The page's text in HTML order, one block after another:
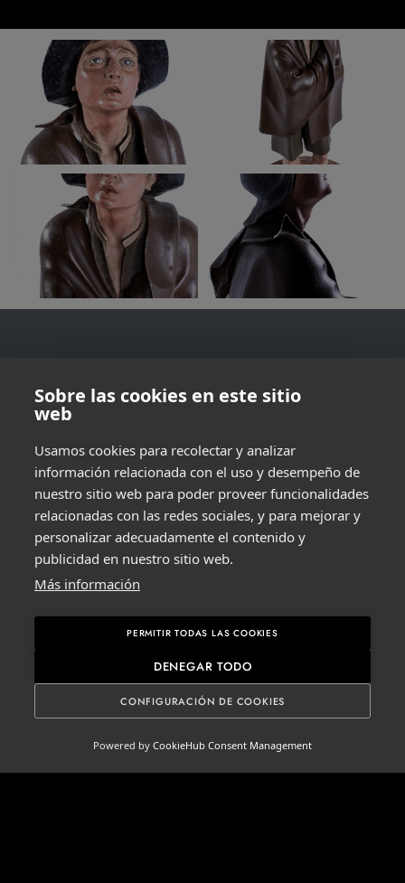
Crucificado de
marfil Jansenita
Sobre las cookies en este sitio
web
Usamos cookies para recolectar y analizar
información relacionada con el uso y desempeño de
nuestro sitio web para poder proveer funcionalidades
relacionadas con las redes sociales, y para mejorar y
personalizar adecuadamente el contenido y
publicidad en nuestro sitio web.
Más información
PERMITIR TODAS LAS COOKIES
DENEGAR TODO
CONFIGURACIÓN DE COOKIES
Powered by CookieHub Consent Management